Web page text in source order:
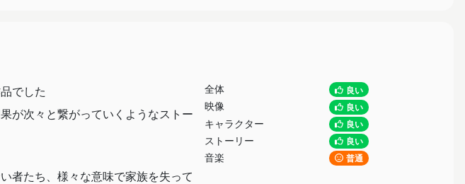
全体 良い
映像 良い
キャラクター 良い
ストーリー 良い
音楽 普通
でした
が次々と繋がっていくようなストー
者たち、様々な意味で家族を失って